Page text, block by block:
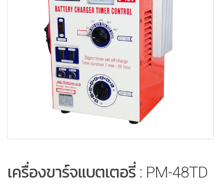
เครื่องขาร์จแบตเตอรี่ : PM-48TD